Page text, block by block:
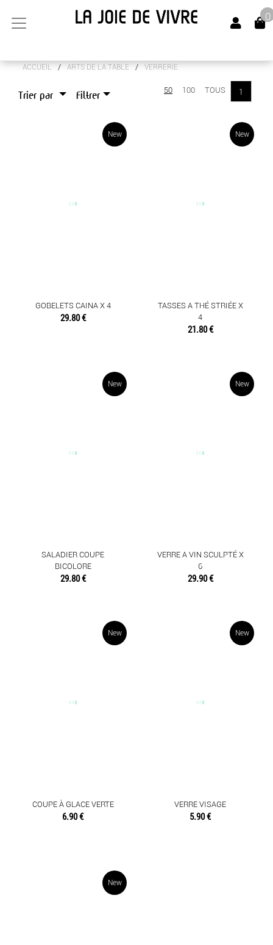
0
ACCUEIL / ARTS DE LA TABLE / VERRERIE
ARTS DE LA TABLE
OBJETS DÉCO
Filtrer
Trier par 50 100 TOUS 1
New
GOBELETS CAINA X 4
29.80 €
New
TASSES A THÉ STRIÉE X
4
21.80 €
New
SALADIER COUPE
BICOLORE
29.80 €
New
VERRE A VIN SCULPTÉ X
6
29.90 €
New
COUPE À GLACE VERTE
6.90 €
New
VERRE VISAGE
5.90 €
New